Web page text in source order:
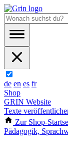
de en es fr
Shop
GRIN Website
Texte
Zur Shop-
Pädagogik,